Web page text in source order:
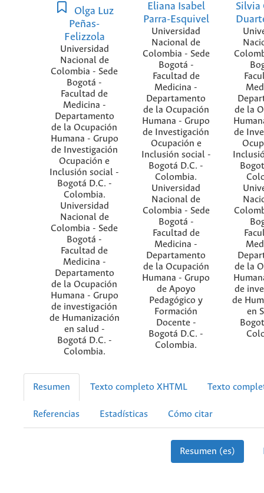
Olga Luz
Peñas-
Felizzola
Universidad
Nacional de
Colombia - Sede
Bogotá -
Facultad de
Medicina -
Departamento
de la Ocupación
Humana - Grupo
de Investigación
Ocupación e
Inclusión social -
Bogotá D.C. -
Colombia.
Universidad
Nacional de
Colombia - Sede
Bogotá -
Facultad de
Medicina -
Departamento
de la Ocupación
Humana - Grupo
de investigación
de Humanización
en salud -
Bogotá D.C. -
Colombia.
Eliana Isabel
Parra-Esquivel
Universidad
Nacional de
Colombia - Sede
Bogotá -
Facultad de
Medicina -
Departamento
de la Ocupación
Humana - Grupo
de Investigación
Ocupación e
Inclusión social -
Bogotá D.C. -
Colombia.
Universidad
Nacional de
Colombia - Sede
Bogotá -
Facultad de
Medicina -
Departamento
de la Ocupación
Humana - Grupo
de Apoyo
Pedagógico y
Formación
Docente -
Bogotá D.C. -
Colombia.
Silvia
de la
de
de la
de
de
en
Resumen Texto completo XHTML Texto
Referencias Estadísticas Cómo citar
Resumen (es)